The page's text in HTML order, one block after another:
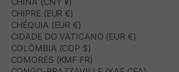
CHIPRE (EUR €)
CHÉQUIA (EUR €)
CIDADE DO VATICANO (EUR €)
COLÔMBIA (COP $)
COMORES (KMF FR)